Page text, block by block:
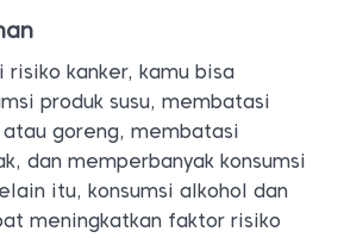
risiko kanker, kamu bisa
produk susu, membatasi
goreng, membatasi
dan memperbanyak konsumsi
itu, konsumsi alkohol dan
meningkatkan faktor risiko